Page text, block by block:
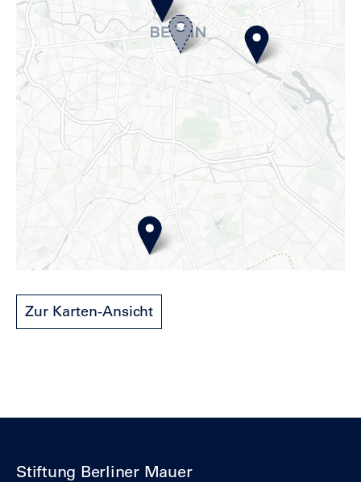
Zur Karten-Ansicht
Stiftung Berliner Mauer